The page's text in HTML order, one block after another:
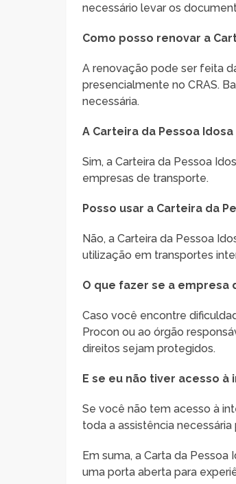
necessário levar os
Como posso renovar a
A renovação pode ser feita
presencialmente no CRAS.
necessária.
A Carteira da Pessoa
Sim, a Carteira da Pessoa
empresas de transporte.
Posso usar a Carteira da
Não, a Carteira da Pessoa
utilização em transportes
O que fazer se a empresa
Caso você encontre
Procon ou ao órgão
direitos sejam protegidos.
E se eu não tiver acesso
Se você não tem acesso à
toda a assistência
Em suma, a Carta da
uma porta aberta para